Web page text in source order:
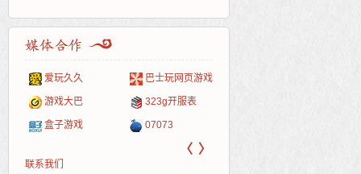
爱玩久久 巴士玩网页游戏
游戏大巴 323g开服表
盒子游戏 07073
〈 〉
联系我们